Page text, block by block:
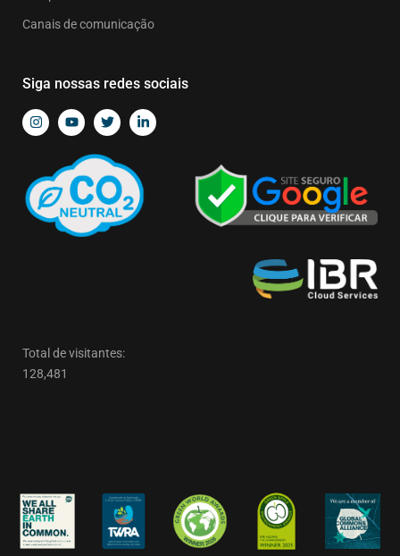
Canais de comunicação
Siga nossas redes sociais
Total de visitantes:
128,481